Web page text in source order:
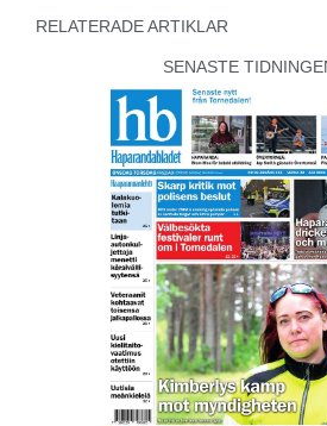
RELATERADE ARTIKLAR
SENASTE